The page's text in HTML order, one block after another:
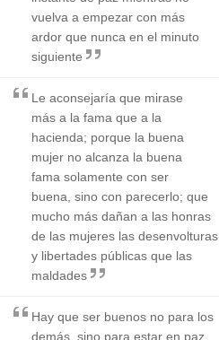
vuelva a empezar con más
ardor que nunca en el minuto
siguiente
Le aconsejaría que mirase
más a la fama que a la
hacienda; porque la buena
mujer no alcanza la buena
fama solamente con ser
buena, sino con parecerlo; que
mucho más dañan a las honras
de las mujeres las desenvolturas
y libertades públicas que las
maldades
Hay que ser buenos no para los
demás, sino para estar en paz